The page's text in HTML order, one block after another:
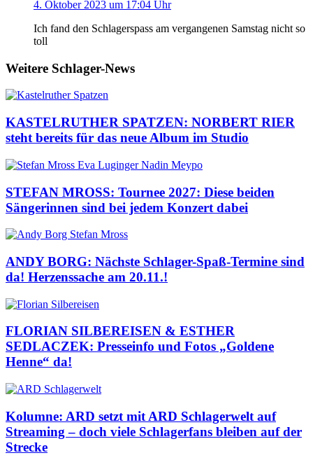
4. Oktober 2023 um 17:04 Uhr
Ich fand den Schlagerspass am vergangenen Samstag nicht so
toll
Weitere Schlager-News
KASTELRUTHER SPATZEN: NORBERT RIER
steht bereits für das neue Album im Studio
STEFAN MROSS: Tournee 2027: Diese beiden
Sängerinnen sind bei jedem Konzert dabei
ANDY BORG: Nächste Schlager-Spaß-Termine sind
da! Herzenssache am 20.11.!
FLORIAN SILBEREISEN & ESTHER
SEDLACZEK: Presseinfo und Fotos „Goldene
Henne“ da!
Kolumne: ARD setzt mit ARD Schlagerwelt auf
Streaming – doch viele Schlagerfans bleiben auf der
Strecke